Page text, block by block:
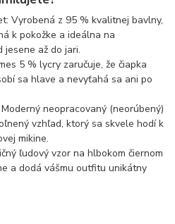
Vyrobená z 95 % kvalitnej bavlny,
k pokožke a ideálna na
jesene až do jari.
5 % lycry zaručuje, že čiapka
sa hlave a nevyťahá sa ani po
neopracovaný (neorúbený)
vzhľad, ktorý sa skvele hodí k
mikine.
ľudový vzor na hlbokom čiernom
a dodá vášmu outfitu unikátny